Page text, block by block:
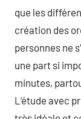
que les
création des
personnes ne
une part si
minutes,
L’étude avec